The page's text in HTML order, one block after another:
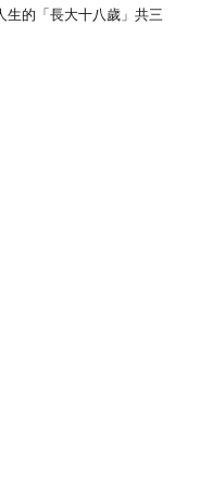
生的「長大十八歲」共三